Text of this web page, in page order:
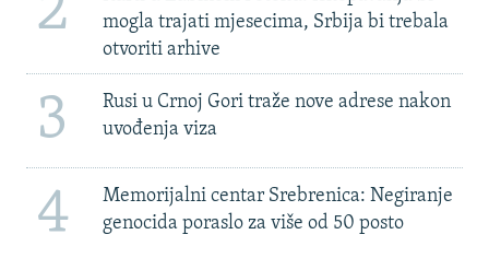
mogla trajati mjesecima, Srbija bi trebala
otvoriti arhive
3
Rusi u Crnoj Gori traže nove adrese nakon
uvođenja viza
4
Memorijalni centar Srebrenica: Negiranje
genocida poraslo za više od 50 posto